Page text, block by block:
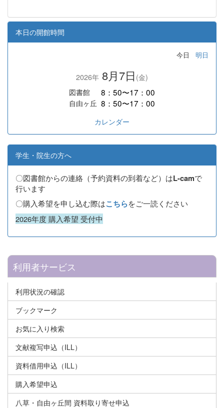
本日の開館時間
今日 明日
2026年 8月7日 (金)
図書館
8：50〜17：00
自由ヶ丘 8：50〜17：00
カレンダー
学生・院生の方へ
〇図書館からの連絡（予約資料の到着など）はL-camで
行います
〇購入希望を申し込む際はこちらをご一読ください
2026年度 購入希望 受付中
利用者サービス
利用状況の確認
ブックマーク
お気に入り検索
文献複写申込（ILL）
資料借用申込（ILL）
購入希望申込
八草・自由ヶ丘間 資料取り寄せ申込